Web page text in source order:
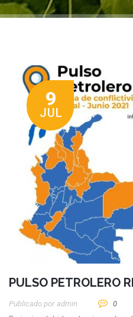
9
JUL
PULSO PETROLERO
Publicado por Admin 0